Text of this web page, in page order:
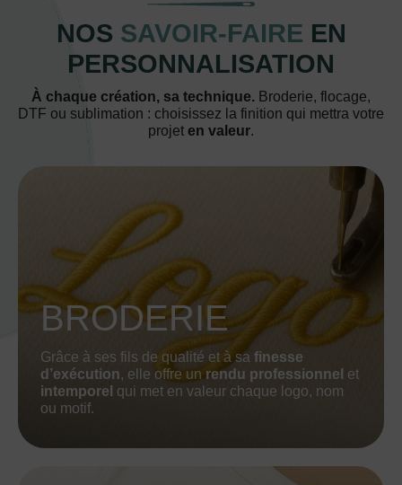
NOS SAVOIR-FAIRE EN
PERSONNALISATION
À chaque création, sa technique. Broderie, flocage,
DTF ou sublimation : choisissez la finition qui mettra votre
projet en valeur.
BRODERIE
Grâce à ses fils de qualité et à sa finesse
d’exécution, elle offre un rendu professionnel et
intemporel qui met en valeur chaque logo, nom
ou motif.